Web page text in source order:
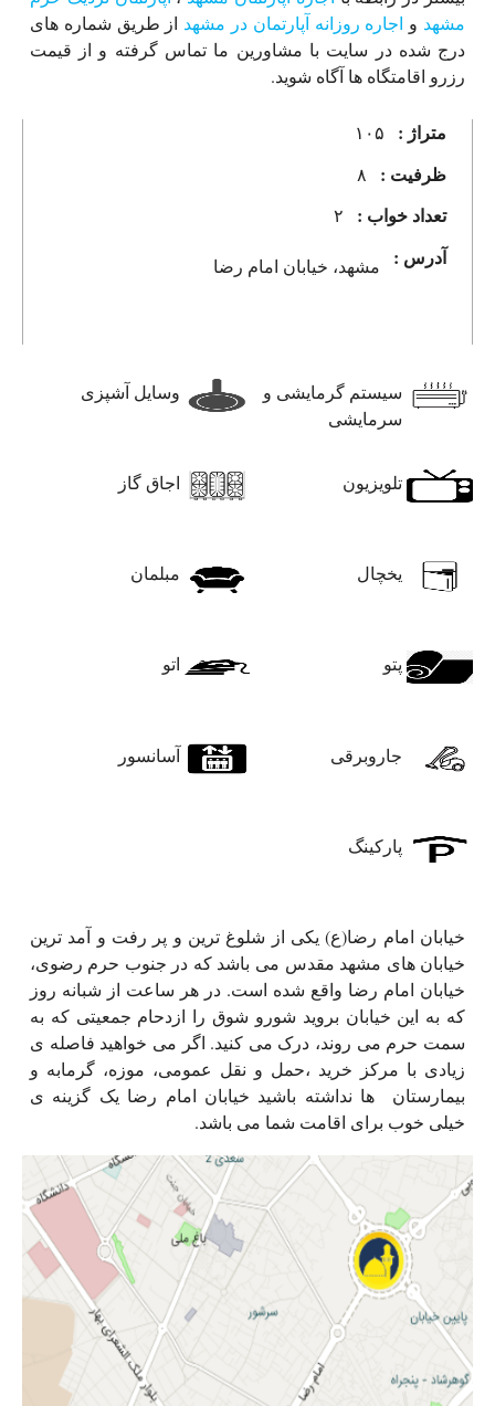
مشهد و اجاره روزانه آپارتمان در مشهد از طریق شماره های
درج شده در سایت با مشاورین ما تماس گرفته و از قیمت
رزرو اقامتگاه ها آگاه شوید.
متراژ : ۱۰۵
ظرفیت : ۸
تعداد خواب : ۲
آدرس : مشهد، خیابان امام رضا
سیستم گرمایشی و
سرمایشی
وسایل آشپزی
تلویزیون اجاق گاز
یخچال مبلمان
پتو اتو
جاروبرقی آسانسور
پارکینگ
خیابان امام رضا(ع) یکی از شلوغ ترین و پر رفت و آمد ترین
خیابان های مشهد مقدس می باشد که در جنوب حرم رضوی،
خیابان امام رضا واقع شده است. در هر ساعت از شبانه روز
که به این خیابان بروید شورو شوق را ازدحام جمعیتی که به
سمت حرم می روند، درک می کنید. اگر می خواهید فاصله ی
زیادی با مرکز خرید ،حمل و نقل عمومی، موزه، گرمابه و
بیمارستان ها نداشته باشید خیابان امام رضا یک گزینه ی
خیلی خوب برای اقامت شما می باشد.